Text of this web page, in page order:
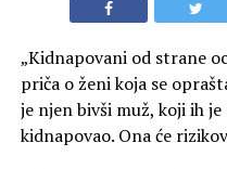
„Kidnapovani od strane
priča o ženi koja se
je njen bivši muž, koji ih
kidnapovao. Ona će